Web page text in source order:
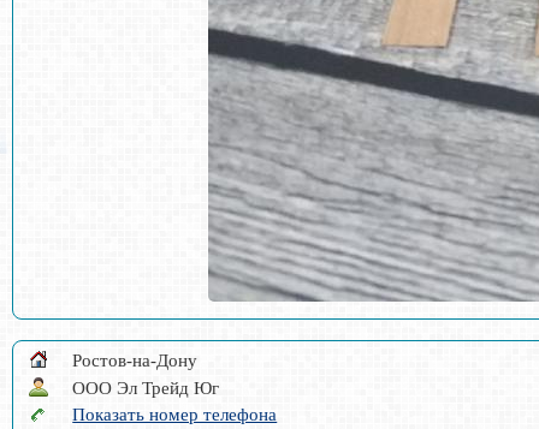
Ростов-на-Дону
ООО Эл Трейд Юг
Показать номер телефона